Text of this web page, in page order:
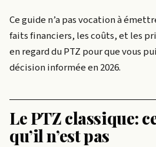
Ce guide n’a pas vocation à
faits financiers, les coûts, et les
en regard du PTZ pour que vous
décision informée en 2026.
Le PTZ classique:
qu’il n’est pas